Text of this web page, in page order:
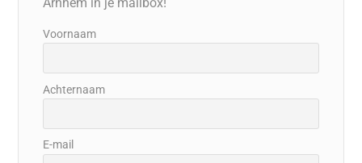
Voornaam
Achternaam
E-mail